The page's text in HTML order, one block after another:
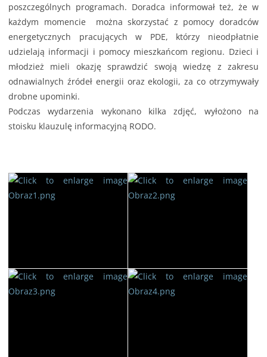
poszczególnych programach. Doradca informował też, że w
każdym momencie można skorzystać z pomocy doradców
energetycznych pracujących w PDE, którzy nieodpłatnie
udzielają informacji i pomocy mieszkańcom regionu. Dzieci i
młodzież mieli okazję sprawdzić swoją wiedzę z zakresu
odnawialnych źródeł energii oraz ekologii, za co otrzymywały
drobne upominki.
Podczas wydarzenia wykonano kilka zdjęć, wyłożono na
stoisku klauzulę informacyjną RODO.